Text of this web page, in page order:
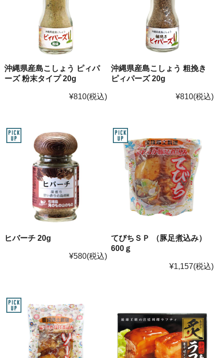
沖縄県産島こしょう ピィパ
ーズ 粉末タイプ 20g
¥810(税込)
沖縄県産島こしょう 粗挽き
ピィパーズ 20g
¥810(税込)
ヒバーチ 20g
¥580(税込)
てびちＳＰ （豚足煮込み）
600ｇ
¥1,157(税込)